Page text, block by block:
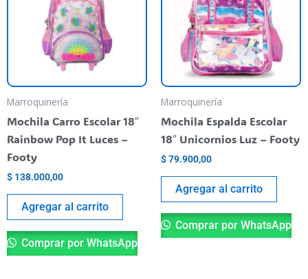
Marroquinería
Mochila Carro Escolar 18″
Rainbow Pop It Luces –
Footy
$ 138.000,00
Agregar al carrito
Comprar por WhatsApp
Marroquinería
Mochila Espalda Escolar
18″ Unicornios Luz – Footy
$79.900,00
Agregar al carrito
Comprar por WhatsApp